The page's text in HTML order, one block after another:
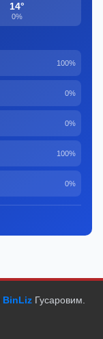
14°
0%
100%
0%
0%
100%
0%
BinLiz Гусаровим.